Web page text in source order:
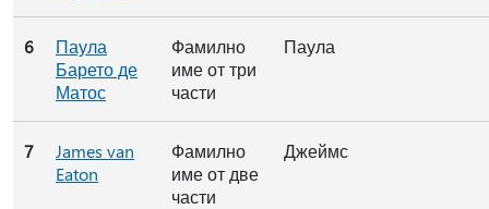
6
Паула
Барето де
Матос
Фамилно
име от три
части
Паула
7
James van
Eaton
Фамилно
име от две
части
Джеймс